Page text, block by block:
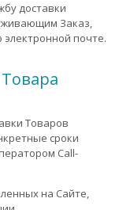
доставки
Заказ,
почте.
Товаров
сроки
Call-
на Сайте,